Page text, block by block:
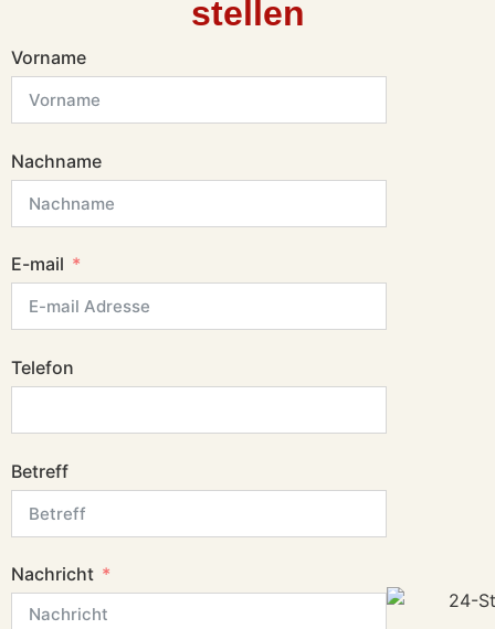
stellen
Vorname
Nachname
E-mail
Telefon
Betreff
Nachricht